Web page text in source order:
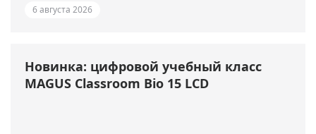
6 августа 2026
Новинка: цифровой учебный класс
MAGUS Classroom Bio 15 LCD